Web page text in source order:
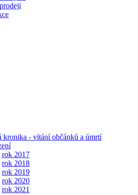
kronika - vítání občánků a úmrtí
rok 2017
rok 2018
rok 2019
rok 2020
rok 2021